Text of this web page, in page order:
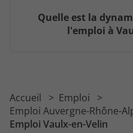
Quelle est la
l'emploi à
Accueil
Emploi
Emploi Auvergne-Rhône-
Emploi Vaulx-en-Velin